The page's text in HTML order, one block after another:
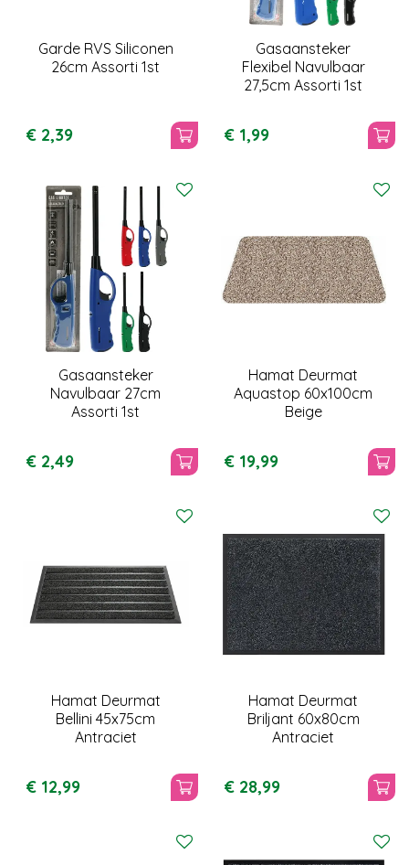
Garde RVS Siliconen
26cm Assorti 1st
€ 2,39
Gasaansteker
Flexibel Navulbaar
27,5cm Assorti 1st
€ 1,99
Gasaansteker
Navulbaar 27cm
Assorti 1st
€ 2,49
Hamat Deurmat
Aquastop 60x100cm
Beige
€ 19,99
Hamat Deurmat
Bellini 45x75cm
Antraciet
€ 12,99
Hamat Deurmat
Briljant 60x80cm
Antraciet
€ 28,99